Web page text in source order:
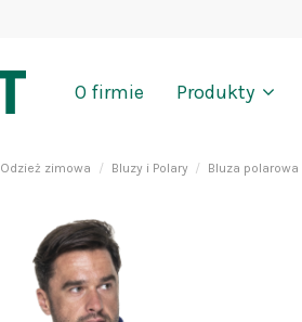
O firmie Produkty
Odzież zimowa Bluzy i Polary Bluza polarowa